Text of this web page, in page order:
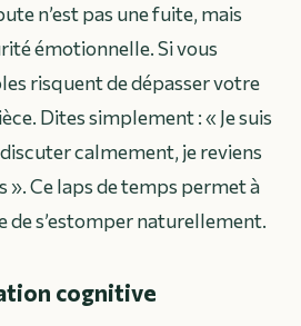
n’est pas une fuite, mais
émotionnelle. Si vous
risquent de dépasser votre
Dites simplement : « Je suis
calmement, je reviens
». Ce laps de temps permet à
de s’estomper naturellement.
cognitive